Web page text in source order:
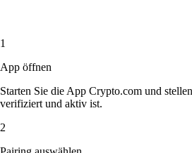
1
App öffnen
Starten Sie die App Crypto.com und
verifiziert und aktiv ist.
2